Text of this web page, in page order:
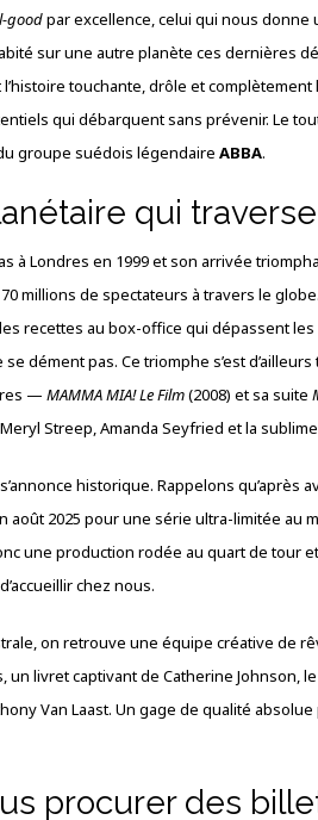
goodpar excellence, celui qui nous
sur une autre planète ces dernières
l’histoire touchante, drôle et
qui débarquent sans prévenir. Le
groupe suédois légendaire ABBA.
qui
à Londres en 1999 et son arrivée
millions de spectateurs à travers le
recettes au box-office qui dépassent
dément pas. Ce triomphe s’est
— MAMMA MIA! Le Film(2008) et sa suite
Streep, Amanda Seyfried et la sublime
historique. Rappelons qu’après
août 2025 pour une série ultra-limitée au
une production rodée au quart de
chez nous.
on retrouve une équipe créative de
un livret captivant de Catherine Johnson,
Van Laast. Un gage de qualité
procurer des